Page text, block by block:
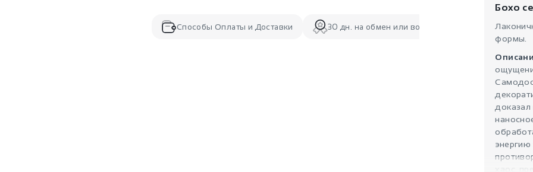
Способы Оплаты и Доставки 30 дн. на обмен или возврат
Бохо
формы.
доказал
энергию
хаос,